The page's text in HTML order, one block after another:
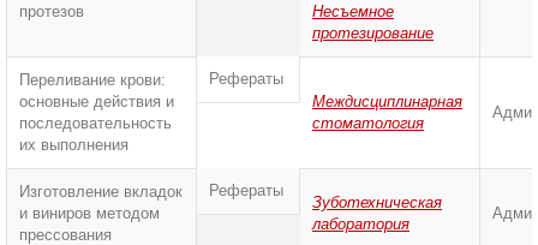
протезов
Несъемное
протезирование
Переливание крови:
основные действия и
последовательность
их выполнения
Рефераты
Междисциплинарная
стоматология
Изготовление вкладок
и виниров методом
прессования
Рефераты
Зуботехническая
лаборатория